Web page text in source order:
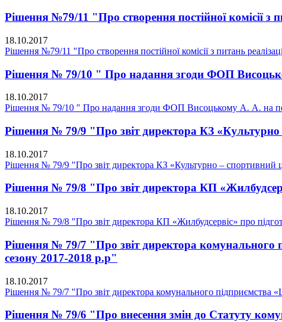
Рішення №79/11 "Про створення постійної комісії з
18.10.2017
Рішення №79/11 "Про створення постійної комісії з питань
Рішення № 79/10 " Про надання згоди ФОП
18.10.2017
Рішення № 79/10 " Про надання згоди ФОП Висоцькому А. А. на
Рішення № 79/9 "Про звіт директора КЗ
18.10.2017
Рішення № 79/9 "Про звіт директора КЗ «Культурно – спортивний
Рішення № 79/8 "Про звіт директора КП
18.10.2017
Рішення № 79/8 "Про звіт директора КП «Жилбудсервіс» про
Рішення № 79/7 "Про звіт директора комунального
сезону 2017-2018 р.р"
18.10.2017
Рішення № 79/7 "Про звіт директора комунального підприємства
Рішення № 79/6 "Про внесення змін до Статуту